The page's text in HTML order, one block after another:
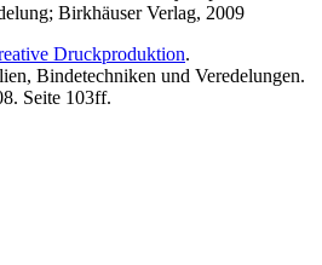
Birkhäuser Verlag, 2009
Druckproduktion.
Bindetechniken und Veredelungen.
Seite 103ff.